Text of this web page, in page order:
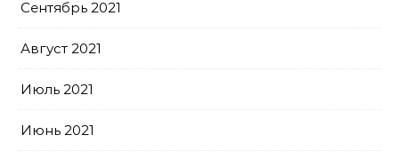
Сентябрь 2021
Август 2021
Июль 2021
Июнь 2021